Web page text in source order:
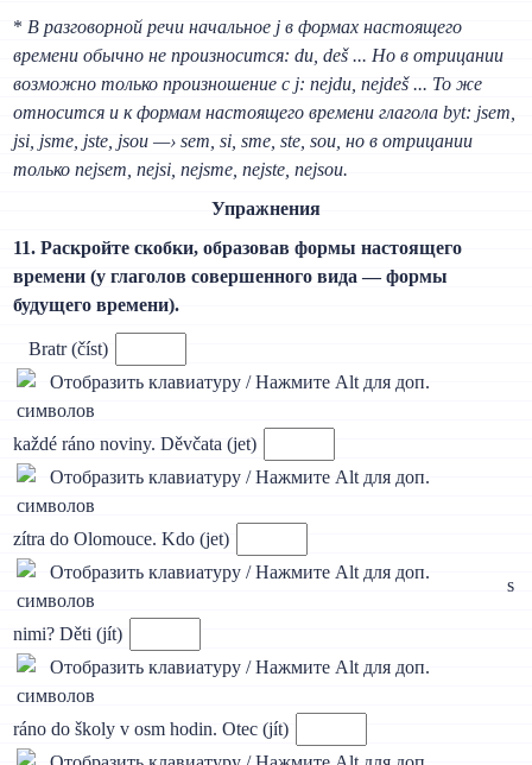
* В разговорной речи начальное j в формах настоящего
времени обычно не произносится: du, deš ... Но в отрицании
возможно только произношение с j: nejdu, nejdeš ... То же
относится и к формам настоящего времени глагола byt: jsem,
jsi, jsme, jste, jsou —› sem, si, sme, ste, sou, но в отрицании
только nejsem, nejsi, nejsme, nejste, nejsou.
Упражнения
11. Раскройте скобки, образовав формы настоящего
времени (у глаголов совершенного вида — формы
будущего времени).
Bratr (číst)
každé ráno noviny. Děvčata (jet)
zítra do Olomouce. Kdo (jet)
s
nimi? Děti (jít)
ráno do školy v osm hodin. Otec (jít)